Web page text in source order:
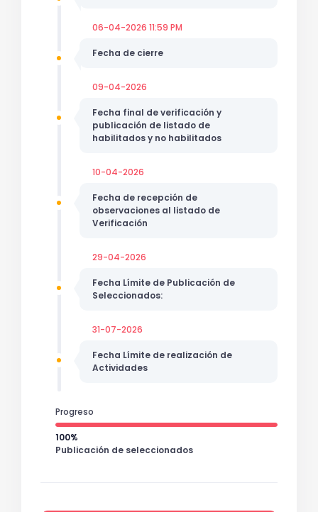
06-04-2026 11:59 PM
Fecha de cierre
09-04-2026
Fecha final de verificación y
publicación de listado de
habilitados y no habilitados
10-04-2026
Fecha de recepción de
observaciones al listado de
Verificación
29-04-2026
Fecha Límite de Publicación de
Seleccionados:
31-07-2026
Fecha Límite de realización de
Actividades
Progreso
100%
Publicación de seleccionados